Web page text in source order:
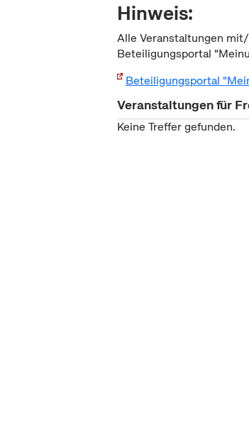
Hinweis:
Alle Veranstaltungen
Beteiligungsportal
Beteiligungsportal
Veranstaltungen für
Keine Treffer gefunden.